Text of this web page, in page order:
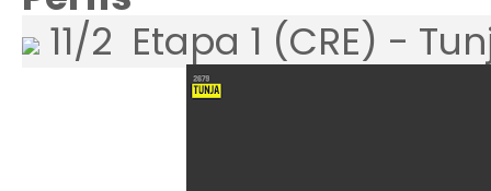
11/2 Etapa 1 (CRE) -